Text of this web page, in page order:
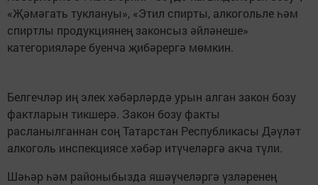
«Җәмәгать туклануы», «Этил спирты, алкогольле һәм
спиртлы продукциянең законсыз әйләнеше»
категорияләре буенча җибәрергә мөмкин.
Белгечләр иң элек хәбәрләрдә урын алган закон бозу
фактларын тикшерә. Закон бозу факты
расланылганнан соң Татарстан Республикасы Дәүләт
алкоголь инспекциясе хәбәр итүчеләргә акча түли.
Шәһәр һәм районыбызда яшәүчеләргә үзләренең